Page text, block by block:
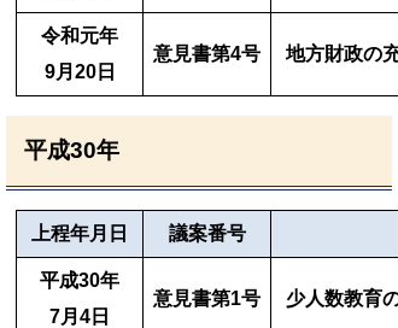
令和元年
9月20日
意見書第4号 地方財政の
平成30年
上程年月日 議案番号
平成30年
7月4日
意見書第1号 少人数教育